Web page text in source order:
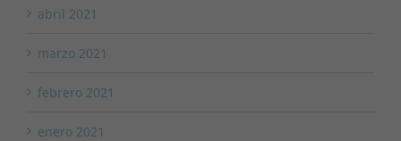
abril 2021
marzo 2021
febrero 2021
enero 2021